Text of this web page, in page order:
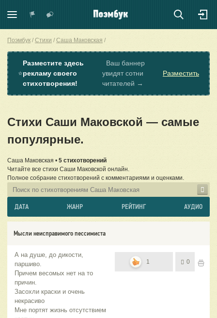
Поэмбук Стихи Саша Маковская
⭐
Разместите здесь
рекламу своего
стихотворения!
Ваш баннер
увидят сотни
читателей →
Разместить
Стихи Саши Маковской — самые
популярные.
Саша Маковская • 5 стихотворений
Читайте все стихи Саши Маковской онлайн.
Полное собрание стихотворений с комментариями и оценками.
ДАТА ЖАНР РЕЙТИНГ АУДИО
Мысли неисправимого пессимиста
А на душе, до дикости,
паршиво.
Причем весомых нет на то
причин.
Засохли краски и очень
некрасиво
Мне портят жизнь отсутствием
1 0